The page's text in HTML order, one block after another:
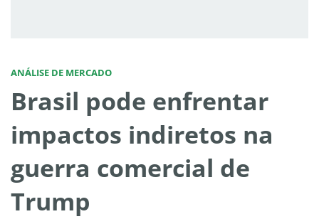
ANÁLISE DE MERCADO
Brasil pode enfrentar
impactos indiretos na
guerra comercial de
Trump